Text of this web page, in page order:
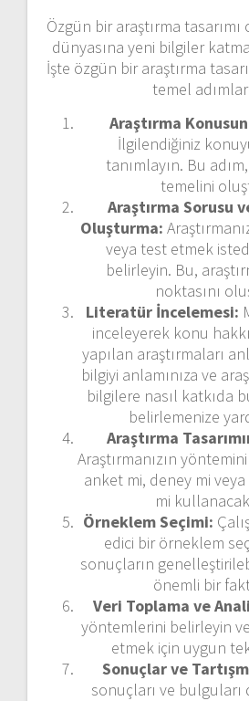
Özgün bir araştırma
dünyasına yeni bilgiler
İşte özgün bir araştırma
temel
Araştırma
İlgilendiğiniz
tanımlayın. Bu
temelini
Araştırma Sorusu
Oluşturma:
veya test etmek
belirleyin. Bu,
noktasını
Literatür İncelemesi:
inceleyerek konu
yapılan araştırmaları
bilgiyi anlamınıza ve
bilgilere nasıl katkıda
belirlemenize
Araştırma
Araştırmanızın
anket mi, deney mi
mi
Örneklem Seçimi:
edici bir örneklem
sonuçların
önemli bir
Veri Toplama ve
yöntemlerini belirleyin
etmek için uygun
Sonuçlar ve
sonuçları ve